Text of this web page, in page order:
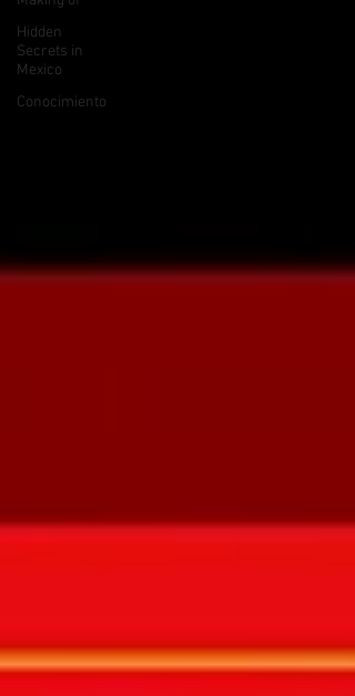
Hidden
Secrets in
Mexico
Conocimiento